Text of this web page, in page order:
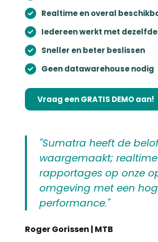
Realtime en overal
Iedereen werkt met
Sneller en beter beslissen
Geen datawarehouse nodig
Vraag een GRATIS DEMO aan!
"Sumatra heeft de
waargemaakt; realtime
rapportages op onze
omgeving met een
performance."
Roger Gorissen | MTB